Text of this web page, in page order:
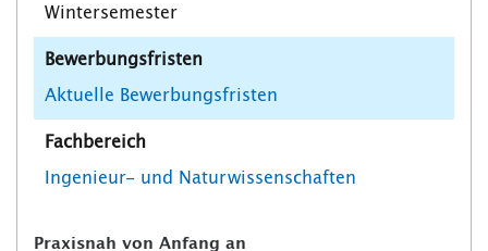
Wintersemester
Bewerbungsfristen
Aktuelle Bewerbungsfristen
Fachbereich
Ingenieur- und Naturwissenschaften
Praxisnah von Anfang an